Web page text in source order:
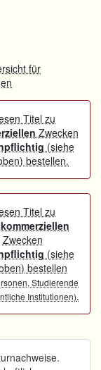
für
Titel zu
Zwecken
(siehe
bestellen.
Titel zu
Zwecken
(siehe
bestellen
Studierende
Institutionen).